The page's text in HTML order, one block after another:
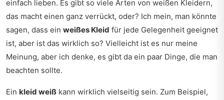
einfach lieben. Es gibt so viele Arten von weißen Kleidern,
das macht einen ganz verrückt, oder? Ich mein, man könnte
sagen, dass ein weißes Kleid für jede Gelegenheit geeignet
ist, aber ist das wirklich so? Vielleicht ist es nur meine
Meinung, aber ich denke, es gibt da ein paar Dinge, die man
beachten sollte.
Ein kleid weiß kann wirklich vielseitig sein. Zum Beispiel,